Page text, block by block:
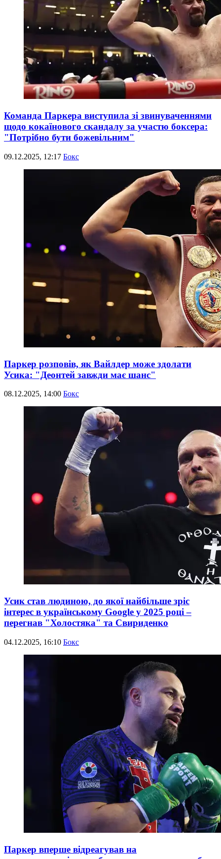
Команда Паркера виступила зі звинуваченнями
щодо кокаїнового скандалу за участю боксера:
"Потрібно бути божевільним"
09.12.2025, 12:17 Бокс
Паркер розповів, як Вайлдер може здолати
Усика: "Деонтей завжди має шанс"
08.12.2025, 14:00 Бокс
Усик став людиною, до якої найбільше зріс
інтерес в українському Google у 2025 році –
перегнав "Холостяка" та Свириденко
04.12.2025, 16:10 Бокс
Паркер вперше відреагував на